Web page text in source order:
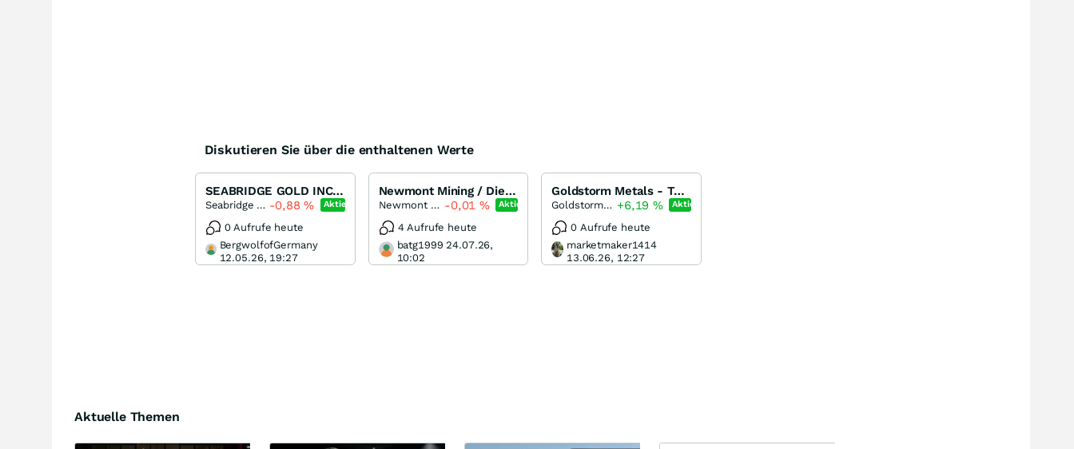
Diskutieren Sie über die enthaltenen Werte
SEABRIDGE GOLD INC. - CANADA
Seabridge Gold -0,88 % Aktie
0 Aufrufe heute
BergwolfofGermany
12.05.26, 19:27
Newmont Mining / Die Rally kann beginnen!
Newmont Corporation -0,01 % Aktie
4 Aufrufe heute
batg1999 24.07.26,
10:02
Goldstorm Metals - Tudor Gold 2.0
Goldstorm Metals +6,19 % Aktie
0 Aufrufe heute
marketmaker1414
13.06.26, 12:27
Aktuelle Themen